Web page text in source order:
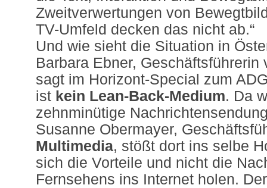
Zweitverwertungen von
TV-Umfeld decken das nicht ab.“
Und wie sieht die Situation in
Barbara Ebner, Geschäftsführerin
sagt im Horizont-Special zum
ist kein Lean-Back-Medium. Da
zehnminütige
Susanne Obermayer,
Multimedia, stößt dort ins selbe
sich die Vorteile und nicht die
Fernsehens ins Internet holen.